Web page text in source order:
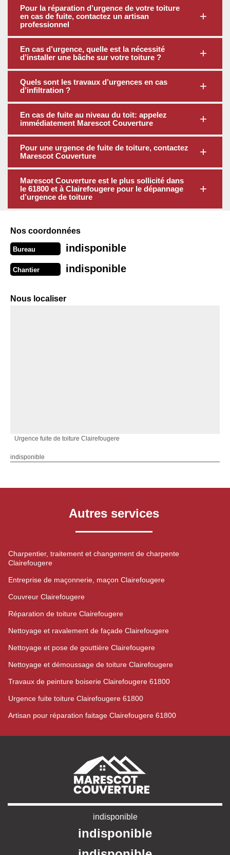
Pour la réparation d’urgence de votre toiture
en cas de fuite, contactez un artisan
professionnel
En cas d’urgence, quelle est la nécessité
d’installer une bâche sur votre toiture ?
Quels sont les travaux d’urgences en cas
d’infiltration ?
En cas de fuite au niveau du toit: appelez
immédiatement Marescot Couverture
Pour une urgence de fuite de toiture, contactez
Marescot Couverture
Marescot Couverture est le plus sollicité dans
le 61800 et à Clairefougere pour le dépannage
d’urgence de toiture
Nos coordonnées
Bureau indisponible
Chantier indisponible
Nous localiser
Urgence fuite de toiture Clairefougere
indisponible
Autres services
Charpentier, traitement et changement de charpente
Clairefougere
Entreprise de maçonnerie, maçon Clairefougere
Couvreur Clairefougere
Réparation de toiture Clairefougere
Nettoyage et ravalement de façade Clairefougere
Nettoyage et pose de gouttière Clairefougere
Nettoyage et démoussage de toiture Clairefougere
Travaux de peinture boiserie Clairefougere 61800
Urgence fuite toiture Clairefougere 61800
Artisan pour réparation faitage Clairefougere 61800
indisponible
indisponible